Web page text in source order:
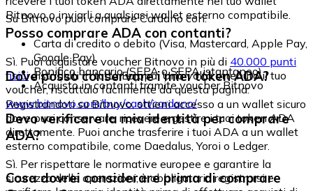
Bitnovo o inviarli a qualsiasi wallet esterno compatibile.
Su Bitnovo puoi comprare Cardano con:
Carta di credito o debito (Visa, Mastercard, Apple Pay,
Google Pay)
Bonifico bancario (SEPA o SEPA istantaneo)
Acquisto in contanti tramite voucher Bitnovo
Posso comprare ADA con contanti?
Sì. Puoi acquistare voucher Bitnovo in più di 40.000 punti
fisicidistribuiti in tutta Europa. Una volta ottenuto il tuo
voucher, riscattalo facilmente da questa pagina:
www.bitnovo.com/buy/cash/cardano/
Dove posso conservare i miei token ADA?
Registrandoti su Bitnovo, ottieni accesso a un wallet sicuro
dove puoi conservare, ricevere e gestire i tuoi token ADA
direttamente. Puoi anche trasferire i tuoi ADA a un wallet
esterno compatibile, come Daedalus, Yoroi o Ledger.
Devo verificare la mia identità per comprare
ADA?
Sì. Per rispettare le normative europee e garantire la
sicurezza delle operazioni, è obbligatorio registrarsi e
Cosa dovrei considerare prima di comprare